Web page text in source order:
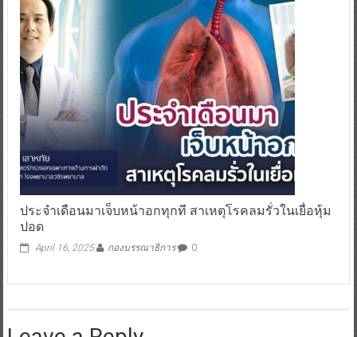
ประจำเดือนมาเจ็บหน้าอกทุกที สาเหตุโรคลมรั่วในเยื่อหุ้ม
ปอด
April 16, 2025 กองบรรณาธิการ 0